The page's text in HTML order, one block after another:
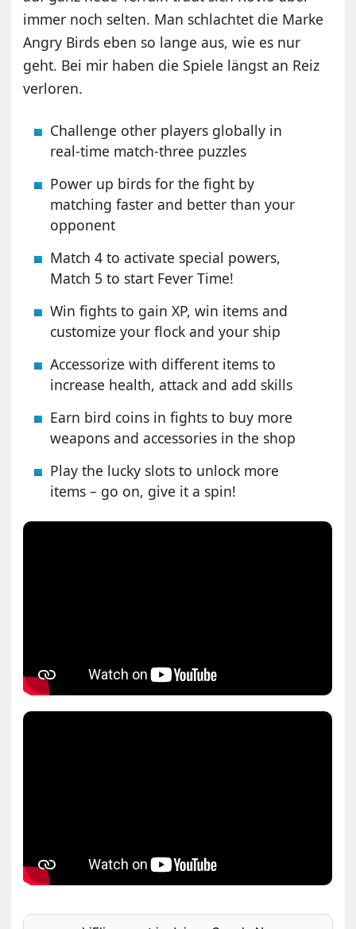
immer noch selten. Man schlachtet die Marke
Angry Birds eben so lange aus, wie es nur
geht. Bei mir haben die Spiele längst an Reiz
verloren.
Challenge other players globally in
real-time match-three puzzles
Power up birds for the fight by
matching faster and better than your
opponent
Match 4 to activate special powers,
Match 5 to start Fever Time!
Win fights to gain XP, win items and
customize your flock and your ship
Accessorize with different items to
increase health, attack and add skills
Earn bird coins in fights to buy more
weapons and accessories in the shop
Play the lucky slots to unlock more
items – go on, give it a spin!